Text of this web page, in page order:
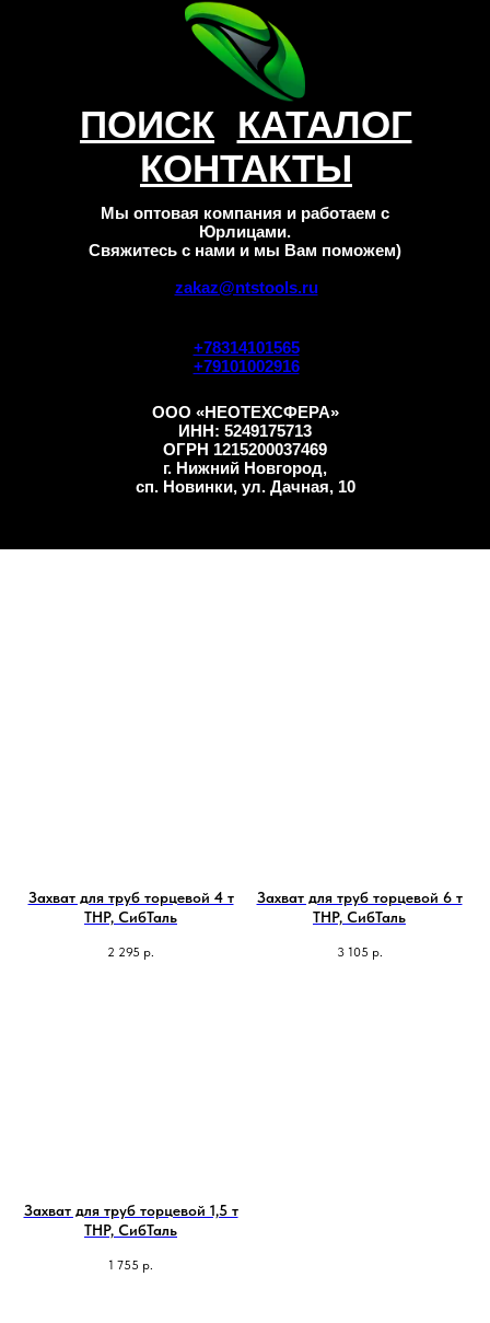
КОНТАКТЫ
ПОИСК
+78314101565
+79101002916
zakaz@ntstools.ru
КАТАЛОГ
ООО «НЕОТЕХСФЕРА»
ИНН: 5249175713
ОГРН 1215200037469
г. Нижний Новгород,
сп. Новинки, ул. Дачная, 10
Мы оптовая компания и работаем с
Юрлицами.
Свяжитесь с нами и мы Вам поможем)
Захват для труб торцевой 4 т
ТНР, СибТаль
2 295 р.
Захват для труб торцевой 6 т
ТНР, СибТаль
3 105 р.
Захват для труб торцевой 1,5 т
ТНР, СибТаль
1 755 р.